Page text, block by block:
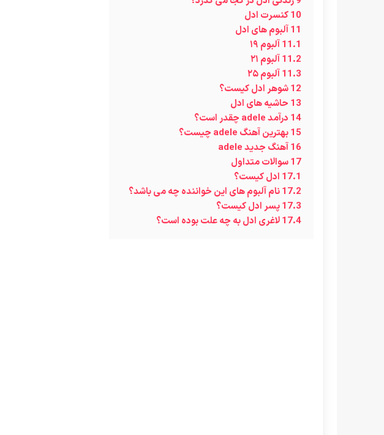
10کنسرت ادل
11آلبوم های ادل
11.1آلبوم ۱۹
11.2آلبوم ۲۱
11.3آلبوم ۲۵
12شوهر ادل کیست؟
13 حاشیه های ادل
14 درآمد adele چقدر است؟
15بهترین آهنگ adele چیست؟
16آهنگ جدید adele
17سوالات متداول
17.1 ادل کیست؟
17.2نام آلبوم های این خواننده چه می باشد؟
17.3پسر ادل کیست؟
17.4لاغری ادل به چه علت بوده است؟